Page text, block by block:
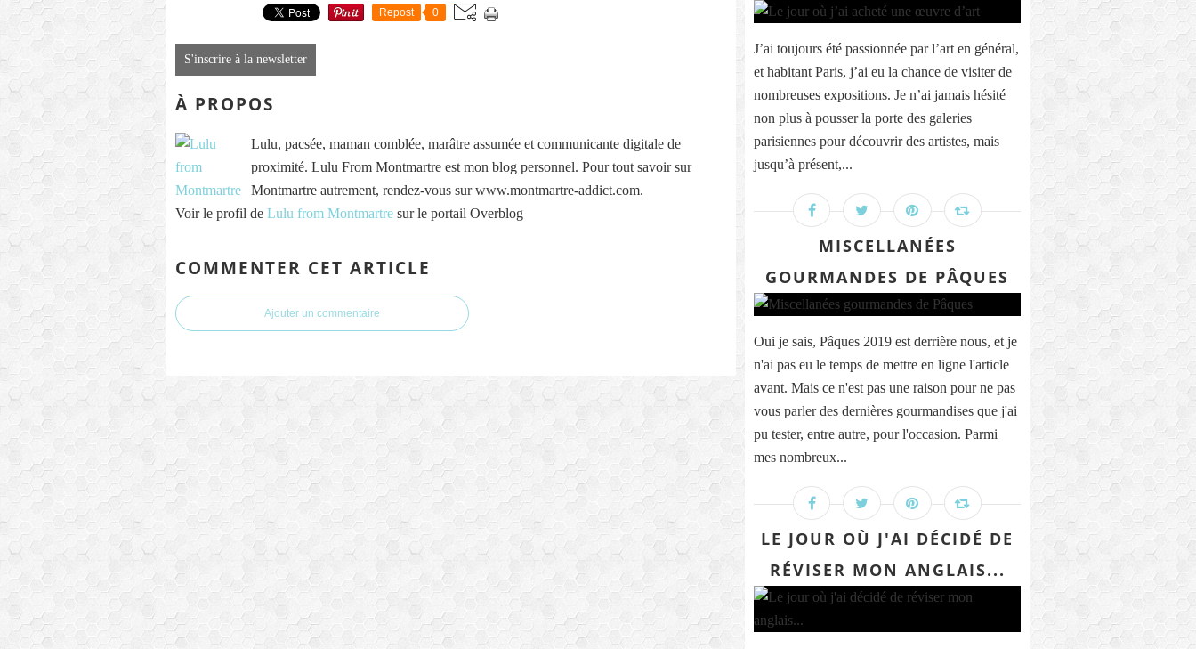
Repost 0
S'inscrire à la newsletter
À PROPOS
Lulu, pacsée, maman comblée, marâtre assumée et communicante digitale de
proximité. Lulu From Montmartre est mon blog personnel. Pour tout savoir sur
Montmartre autrement, rendez-vous sur www.montmartre-addict.com.
Voir le profil de Lulu from Montmartre sur le portail Overblog
COMMENTER CET ARTICLE
Ajouter un commentaire
J’ai toujours été passionnée par l’art en général,
et habitant Paris, j’ai eu la chance de visiter de
nombreuses expositions. Je n’ai jamais hésité
non plus à pousser la porte des galeries
parisiennes pour découvrir des artistes, mais
jusqu’à présent,...
MISCELLANÉES
GOURMANDES DE PÂQUES
Oui je sais, Pâques 2019 est derrière nous, et je
n'ai pas eu le temps de mettre en ligne l'article
avant. Mais ce n'est pas une raison pour ne pas
vous parler des dernières gourmandises que j'ai
pu tester, entre autre, pour l'occasion. Parmi
mes nombreux...
LE JOUR OÙ J'AI DÉCIDÉ DE
RÉVISER MON ANGLAIS...